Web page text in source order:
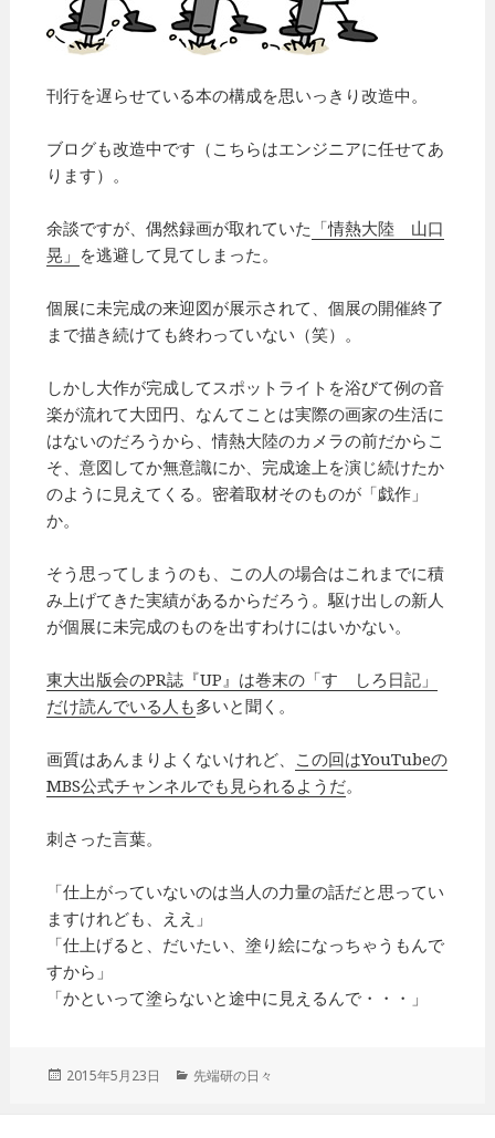
刊行を遅らせている本の構成を思いっきり改造中。
ブログも改造中です（こちらはエンジニアに任せてあ
ります）。
余談ですが、偶然録画が取れていた 「情熱大陸 山口
晃」 を逃避して見てしまった。
個展に未完成の来迎図が展示されて、個展の開催終了
まで描き続けても終わっていない（笑）。
しかし大作が完成してスポットライトを浴びて例の音
楽が流れて大団円、なんてことは実際の画家の生活に
はないのだろうから、情熱大陸のカメラの前だからこ
そ、意図してか無意識にか、完成途上を演じ続けたか
のように見えてくる。密着取材そのものが「戯作」
か。
そう思ってしまうのも、この人の場合はこれまでに積
み上げてきた実績があるからだろう。駆け出しの新人
が個展に未完成のものを出すわけにはいかない。
東大出版会のPR誌『UP』は巻末の「すゞしろ日記」
だけ読んでいる人も多いと聞く。
画質はあんまりよくないけれど、 この回はYouTubeの
MBS公式チャンネルでも見られるようだ。
刺さった言葉。
「仕上がっていないのは当人の力量の話だと思ってい
ますけれども、ええ」
「仕上げると、だいたい、塗り絵になっちゃうもんで
すから」
「かといって塗らないと途中に見えるんで・・・」
投
2015年5月23日
カ
先端研の日々